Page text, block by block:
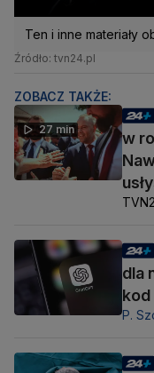
Ten i inne materiały
Źródło: tvn24.pl
ZOBACZ TAKŻE:
27 min
w
dla
kod
P.